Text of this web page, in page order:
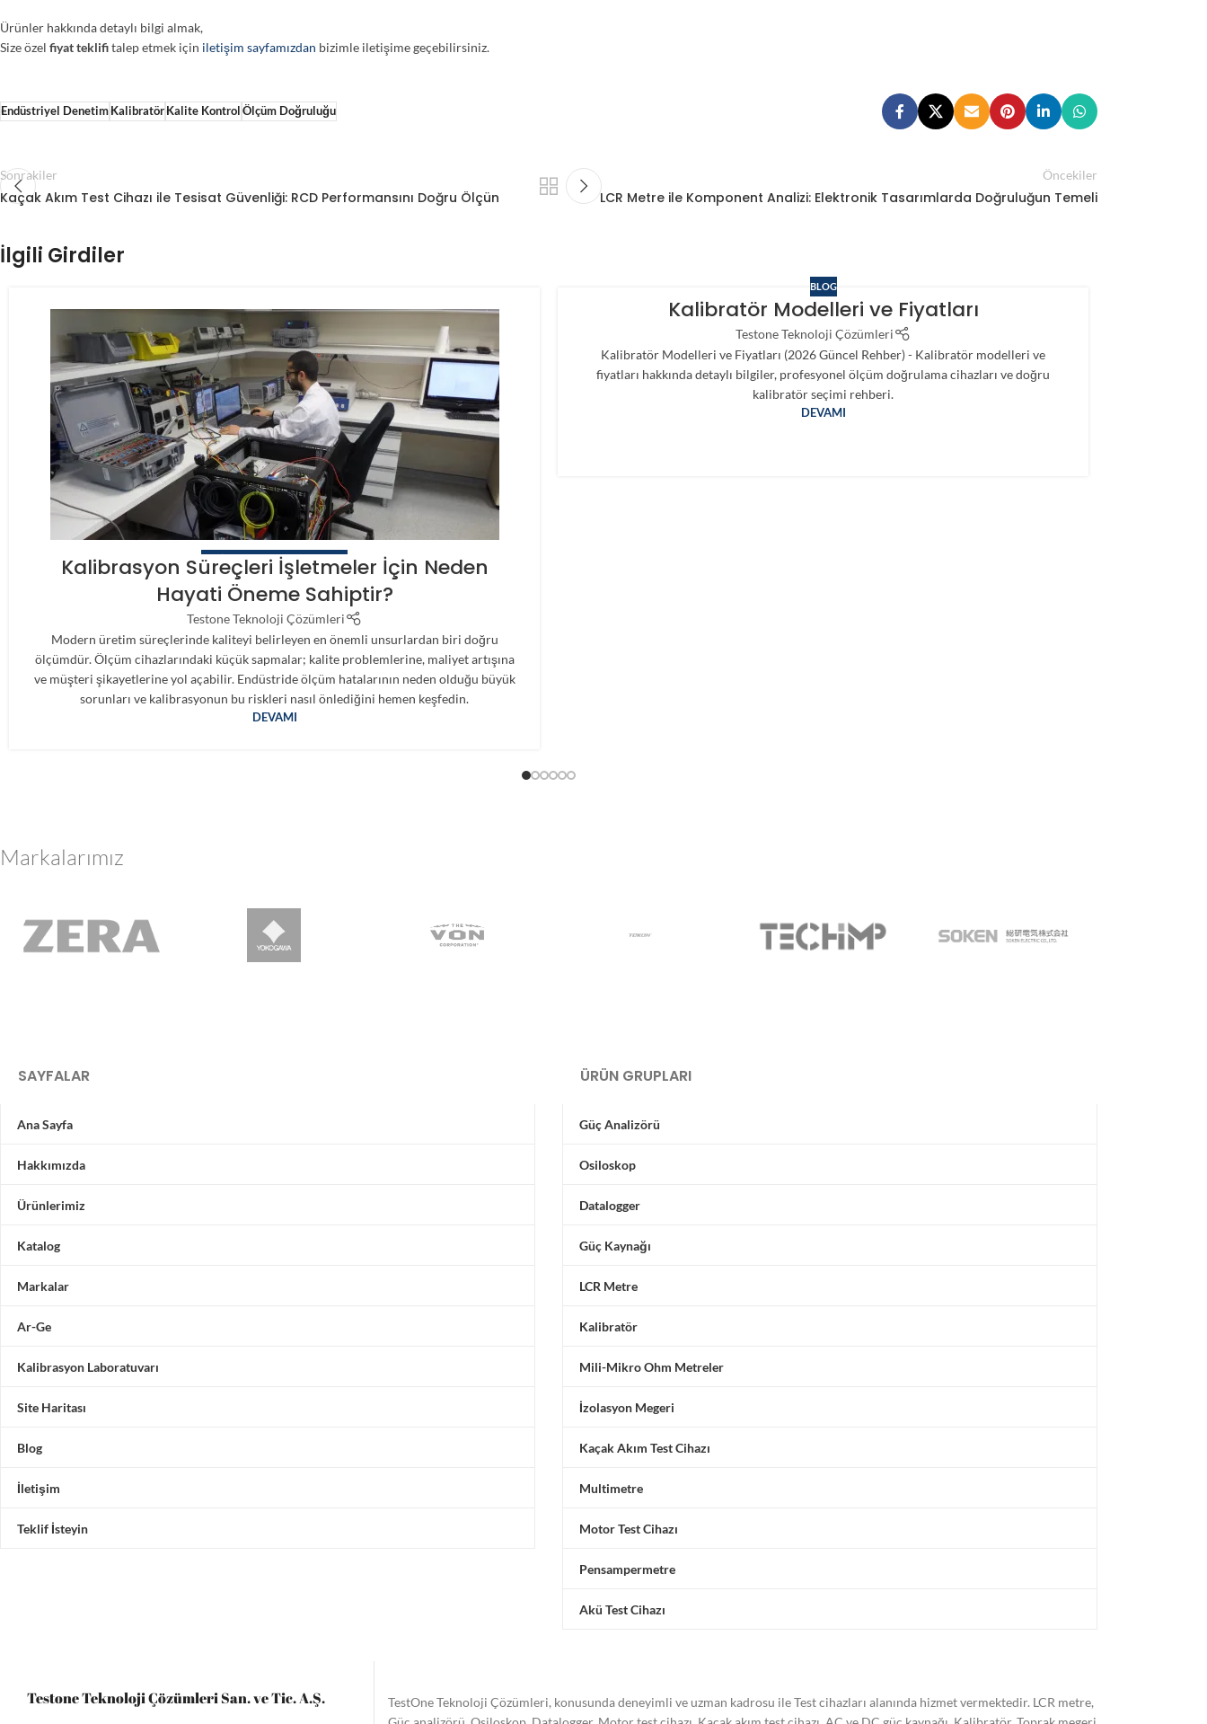
Ürünler hakkında detaylı bilgi almak,
Size özel fiyat teklifitalep etmek için iletişim sayfamızdan bizimle iletişime geçebilirsiniz.
Endüstriyel DenetimKalibratörKalite Kontrol Ölçüm Doğruluğu
Sonrakiler
Kaçak Akım Test Cihazı ile Tesisat Güvenliği: RCD Performansını Doğru Ölçün
Öncekiler
LCR Metre ile Komponent Analizi: Elektronik Tasarımlarda Doğruluğun Temeli
İlgili Girdiler
KALIBRASYON LABORATUVARI
Kalibrasyon Süreçleri İşletmeler İçin Neden
Hayati Öneme Sahiptir?
Testone Teknoloji Çözümleri
Modern üretim süreçlerinde kaliteyi belirleyen en önemli unsurlardan biri doğru
ölçümdür. Ölçüm cihazlarındaki küçük sapmalar; kalite problemlerine, maliyet artışına
ve müşteri şikayetlerine yol açabilir. Endüstride ölçüm hatalarının neden olduğu büyük
sorunları ve kalibrasyonun bu riskleri nasıl önlediğini hemen keşfedin.
DEVAMI
BLOG
Kalibratör Modelleri ve Fiyatları
Testone Teknoloji Çözümleri
Kalibratör Modelleri ve Fiyatları (2026 Güncel Rehber) - Kalibratör modelleri ve
fiyatları hakkında detaylı bilgiler, profesyonel ölçüm doğrulama cihazları ve doğru
kalibratör seçimi rehberi.
DEVAMI
Markalarımız
SAYFALAR
Ana Sayfa
Hakkımızda
Ürünlerimiz
Katalog
Markalar
Ar-Ge
Kalibrasyon Laboratuvarı
Site Haritası
Blog
İletişim
Teklif İsteyin
ÜRÜN GRUPLARI
Güç Analizörü
Osiloskop
Datalogger
Güç Kaynağı
LCR Metre
Kalibratör
Mili-Mikro Ohm Metreler
İzolasyon Megeri
Kaçak Akım Test Cihazı
Multimetre
Motor Test Cihazı
Pensampermetre
Akü Test Cihazı
Testone Teknoloji Çözümleri San. ve Tic. A.Ş.
TestOne Teknoloji Çözümleri, konusunda deneyimli ve uzman kadrosu ile Test cihazları alanında hizmet vermektedir. LCR metre,